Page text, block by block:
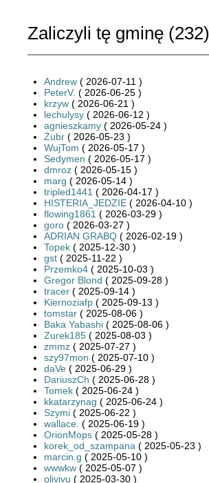
Zaliczyli tę gminę (232)
Andrew ( 2026-07-11 )
PeterV. ( 2026-06-25 )
krzyw ( 2026-06-21 )
lechulysy ( 2026-06-12 )
agnieszkamy ( 2026-05-24 )
Żubr ( 2026-05-23 )
WujTom ( 2026-05-17 )
Sedymen ( 2026-05-17 )
dmroz ( 2026-05-15 )
marg ( 2026-05-14 )
tripled1441 ( 2026-04-17 )
HISTERIA_JEDZIE ( 2026-04-10 )
flowing1861 ( 2026-03-29 )
goro ( 2026-03-27 )
ADRIAN GRABQ ( 2026-02-19 )
Topek ( 2025-12-30 )
gst ( 2025-11-22 )
Przemko4 ( 2025-10-03 )
Gregor Blond ( 2025-09-28 )
tracer ( 2025-09-14 )
Kiernoziafp ( 2025-09-13 )
tomstar ( 2025-08-06 )
Baka Yabashi ( 2025-08-06 )
Zurek185 ( 2025-08-03 )
zmmz ( 2025-07-27 )
szy97mon ( 2025-07-10 )
daVe ( 2025-06-29 )
DariuszCh ( 2025-06-28 )
Tomek ( 2025-06-24 )
kkatarzynag ( 2025-06-24 )
Szymi ( 2025-06-22 )
wallace. ( 2025-06-19 )
OrionMops ( 2025-05-28 )
korek_od_szampana ( 2025-05-23 )
marcin.g ( 2025-05-10 )
wwwkw ( 2025-05-07 )
olivivu ( 2025-03-30 )